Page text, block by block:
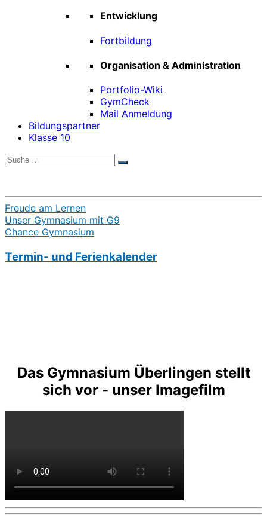
Entwicklung
Fortbildung
Organisation & Administration
Portfolio-Wiki
GymCheck
Mail Anmeldung
Bildungspartner
Klasse 10
Suche
Suchen
Freude am Lernen
Unser Gymnasium mit G9
Chance Gymnasium
Termin- und Ferienkalender
Das Gymnasium Überlingen stellt
sich vor - unser Imagefilm